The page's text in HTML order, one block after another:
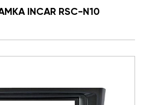
INCAR RSC-N10